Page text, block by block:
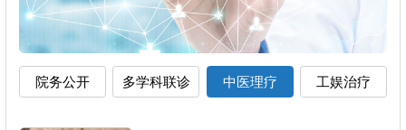
院务公开 多学科联诊 中医理疗 工娱治疗